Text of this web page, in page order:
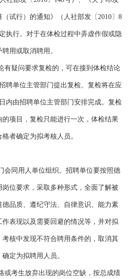
试行）的通知》（人社部发〔2010〕8
执行。对于在体检过程中弄虚作假或隐
用或取消聘用。
有疑问要求复检的，可在接到体检结论
聘单位主管部门提出复检。复检将在应
内由招聘单位主管部门安排完成。复检
项目，复检只能进行一次，体检结果
者确定为拟考核人员。
会同用人单位组织。招聘单位要按照德
位要求，采取多种形式，全面了解被
品质、遵纪守法、自律意识、能力素
作表现以及需要回避的情况等，并对拟
核中发现不符合聘用条件的，取消其
定为拟聘用人员。
或考生放弃出现的岗位空缺，按总成绩